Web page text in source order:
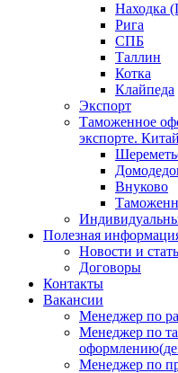
Находка
Рига
СПБ
Таллин
Котка
Клайпеда
Экспорт
Таможенное
экспорте.
Внуково
Полезная
Новости и
Договоры
Контакты
Вакансии
Менеджер по
Менеджер по
Менеджер по